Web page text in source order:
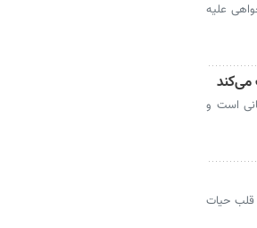
علیه
می‌کند
است و
قلب حیات